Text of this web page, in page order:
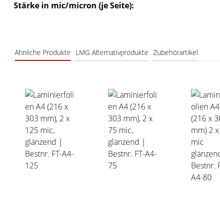
Stärke in mic/micron (je Seite):
Ähnliche Produkte LMG Alternativprodukte Zubehörartikel